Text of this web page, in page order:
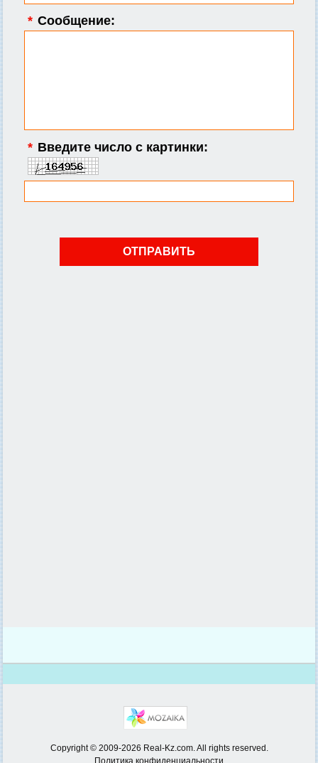
* Сообщение:
* Введите число с картинки:
Copyright © 2009-2026 Real-Kz.com. All rights reserved.